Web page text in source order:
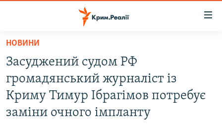
Перейти
основного
матеріалу
Перейти
до
основної
ВОДА.КРИМ
ВІДЕО ТА ФОТО
ПОЛІТИКА
НОВИНИ
Засуджений судом РФ
громадянський журналіст із
Криму Тимур Ібрагімов потребує
заміни очного імпланту